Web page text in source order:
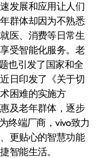
展和应用让人们
群体却因为不熟悉
医、消费等日常生
受智能化服务。老
也引发了国家和全
日印发了《关于切
困难的实施方
及老年群体，逐步
终端厂商，vivo致力
更贴心的智慧功能
智能生活。